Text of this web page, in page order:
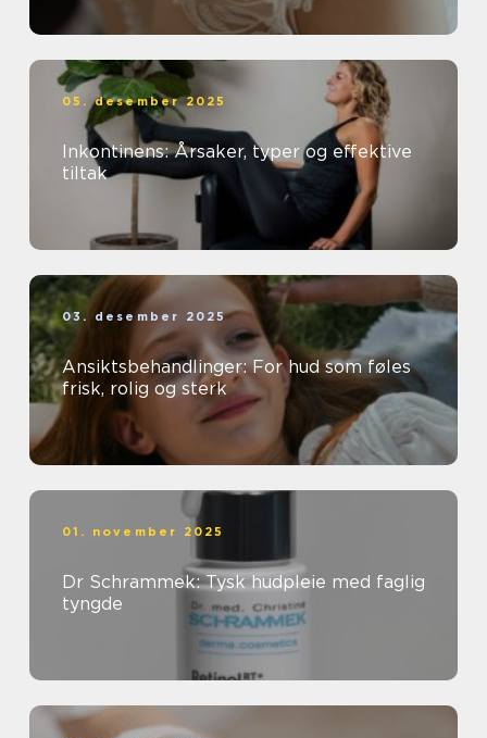
05. desember 2025
Inkontinens: Årsaker, typer og effektive
tiltak
03. desember 2025
Ansiktsbehandlinger: For hud som føles
frisk, rolig og sterk
01. november 2025
Dr Schrammek: Tysk hudpleie med faglig
tyngde